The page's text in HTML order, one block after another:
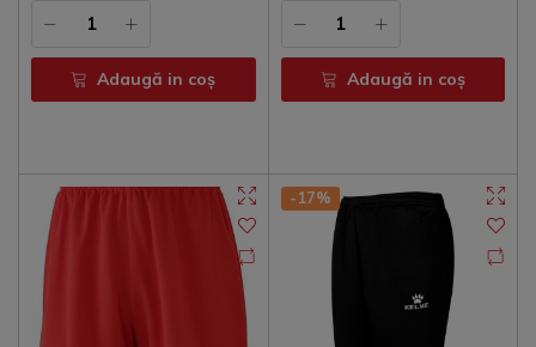
Adaugă in coş Adaugă in coş
-17%